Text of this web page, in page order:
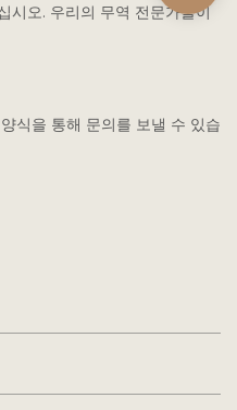
시오. 우리의 무역 전문가들이
식을 통해 문의를 보낼 수 있습